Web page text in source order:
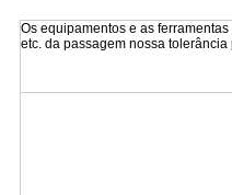
Os equipamentos e as
etc. da passagem nossa